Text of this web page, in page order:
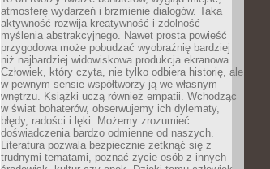
atmosferę wydarzeń i brzmienie dialogów. Taka
aktywność rozwija kreatywność i zdolność
myślenia abstrakcyjnego. Nawet prosta powieść
przygodowa może pobudzać wyobraźnię bardziej
niż najbardziej widowiskowa produkcja ekranowa.
Człowiek, który czyta, nie tylko odbiera historię, ale
w pewnym sensie współtworzy ją we własnym
wnętrzu. Książki uczą również empatii. Wchodząc
w świat bohaterów, obserwujemy ich dylematy,
błędy, radości i lęki. Możemy zrozumieć
doświadczenia bardzo odmienne od naszych.
Literatura pozwala bezpiecznie zetknąć się z
trudnymi tematami, poznać życie osób z innych